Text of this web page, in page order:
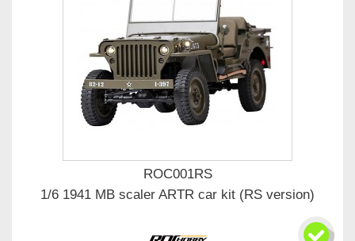
ROC001RS
1/6 1941 MB scaler ARTR car kit (RS version)